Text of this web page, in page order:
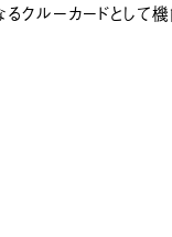
ルーカードとして機